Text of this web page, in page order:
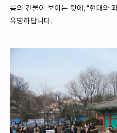
름의 건물이 보이는 탓에, "현대와
유명하답니다.